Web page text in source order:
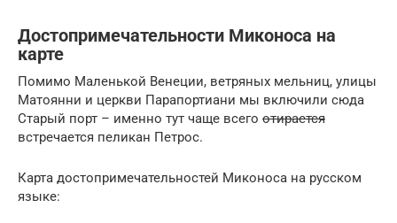
Достопримечательности Миконоса на
карте
Помимо Маленькой Венеции, ветряных мельниц, улицы
Матоянни и церкви Парапортиани мы включили сюда
Старый порт – именно тут чаще всего отирается
встречается пеликан Петрос.
Карта достопримечательностей Миконоса на русском
языке: